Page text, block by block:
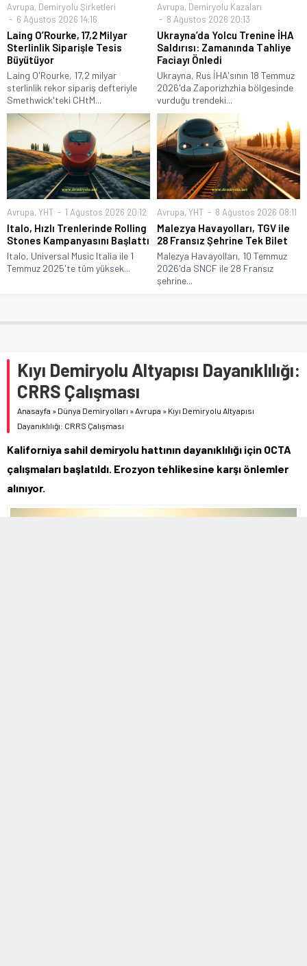
Avrupa, Demiryolu Şirketleri
6 Ağustos 2026 14:16
Laing O’Rourke, 17,2 Milyar
Sterlinlik Siparişle Tesis
Büyütüyor
Laing O'Rourke, 17,2 milyar
sterlinlik rekor sipariş defteriyle
Smethwick'teki CHtM...
Avrupa, Demiryolu Kazaları
8 Ağustos 2026 20:13
Ukrayna’da Yolcu Trenine İHA
Saldırısı: Zamanında Tahliye
Faciayı Önledi
Ukrayna, Rus İHA'sının 18 Temmuz
2026'da Zaporizhzhia bölgesinde
vurduğu trendeki...
Avrupa, YHT 1 Ağustos 2026 20:12
Italo, Hızlı Trenlerinde Rolling
Stones Kampanyasını Başlattı
Italo, Universal Music Italia ile 1
Temmuz 2025'te tüm yüksek...
Avrupa, YHT 8 Ağustos 2026 08:11
Malezya Havayolları, TGV ile
28 Fransız Şehrine Tek Bilet
Malezya Havayolları, 10 Temmuz
2026'da SNCF ile 28 Fransız
şehrine...
Kıyı Demiryolu Altyapısı Dayanıklılığı:
CRRS Çalışması
Anasayfa » Dünya Demiryolları »Avrupa » Kıyı Demiryolu Altyapısı
Dayanıklılığı: CRRS Çalışması
Kaliforniya sahil demiryolu hattının dayanıklılığı için OCTA
çalışmaları başlatıldı. Erozyon tehlikesine karşı önlemler
alınıyor.